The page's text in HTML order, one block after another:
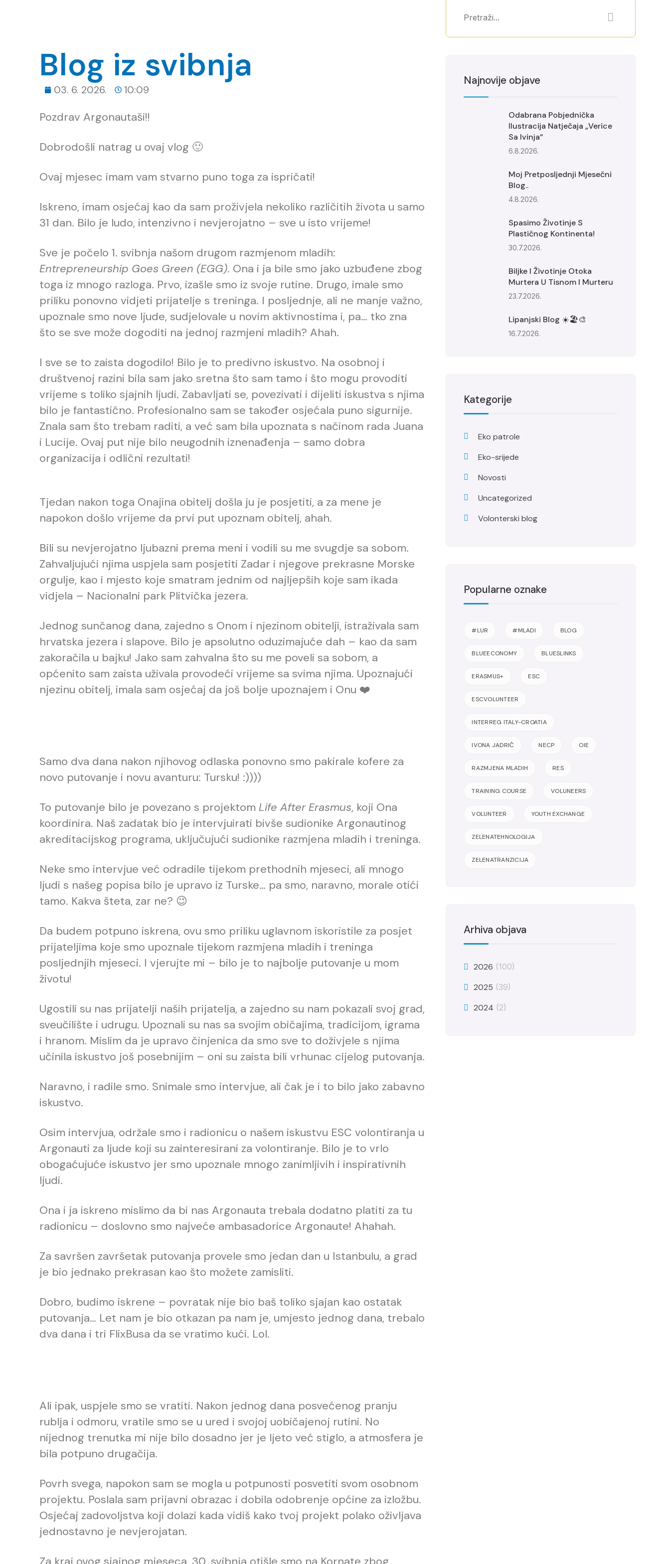
Blog iz svibnja
03. 6. 2026. 10:09
Pozdrav Argonautaši!!
Dobrodošli natrag u ovaj vlog 🙂
Ovaj mjesec imam vam stvarno puno toga za ispričati!
Iskreno, imam osjećaj kao da sam proživjela nekoliko različitih života u samo
31 dan. Bilo je ludo, intenzivno i nevjerojatno – sve u isto vrijeme!
Sve je počelo 1. svibnja našom drugom razmjenom mladih:
Entrepreneurship Goes Green (EGG). Ona i ja bile smo jako uzbuđene zbog
toga iz mnogo razloga. Prvo, izašle smo iz svoje rutine. Drugo, imale smo
priliku ponovno vidjeti prijatelje s treninga. I posljednje, ali ne manje važno,
upoznale smo nove ljude, sudjelovale u novim aktivnostima i, pa… tko zna
što se sve može dogoditi na jednoj razmjeni mladih? Ahah.
I sve se to zaista dogodilo! Bilo je to predivno iskustvo. Na osobnoj i
društvenoj razini bila sam jako sretna što sam tamo i što mogu provoditi
vrijeme s toliko sjajnih ljudi. Zabavljati se, povezivati i dijeliti iskustva s njima
bilo je fantastično. Profesionalno sam se također osjećala puno sigurnije.
Znala sam što trebam raditi, a već sam bila upoznata s načinom rada Juana
i Lucije. Ovaj put nije bilo neugodnih iznenađenja – samo dobra
organizacija i odlični rezultati!
Tjedan nakon toga Onajina obitelj došla ju je posjetiti, a za mene je
napokon došlo vrijeme da prvi put upoznam obitelj, ahah.
Bili su nevjerojatno ljubazni prema meni i vodili su me svugdje sa sobom.
Zahvaljujući njima uspjela sam posjetiti Zadar i njegove prekrasne Morske
orgulje, kao i mjesto koje smatram jednim od najljepših koje sam ikada
vidjela – Nacionalni park Plitvička jezera.
Jednog sunčanog dana, zajedno s Onom i njezinom obitelji, istraživala sam
hrvatska jezera i slapove. Bilo je apsolutno oduzimajuće dah – kao da sam
zakoračila u bajku! Jako sam zahvalna što su me poveli sa sobom, a
općenito sam zaista uživala provodeći vrijeme sa svima njima. Upoznajući
njezinu obitelj, imala sam osjećaj da još bolje upoznajem i Onu ❤️
Samo dva dana nakon njihovog odlaska ponovno smo pakirale kofere za
novo putovanje i novu avanturu: Tursku! :))))
To putovanje bilo je povezano s projektom Life After Erasmus, koji Ona
koordinira. Naš zadatak bio je intervjuirati bivše sudionike Argonautinog
akreditacijskog programa, uključujući sudionike razmjena mladih i treninga.
Neke smo intervjue već odradile tijekom prethodnih mjeseci, ali mnogo
ljudi s našeg popisa bilo je upravo iz Turske… pa smo, naravno, morale otići
tamo. Kakva šteta, zar ne? 😉
Da budem potpuno iskrena, ovu smo priliku uglavnom iskoristile za posjet
prijateljima koje smo upoznale tijekom razmjena mladih i treninga
posljednjih mjeseci. I vjerujte mi – bilo je to najbolje putovanje u mom
životu!
Ugostili su nas prijatelji naših prijatelja, a zajedno su nam pokazali svoj grad,
sveučilište i udrugu. Upoznali su nas sa svojim običajima, tradicijom, igrama
i hranom. Mislim da je upravo činjenica da smo sve to doživjele s njima
učinila iskustvo još posebnijim – oni su zaista bili vrhunac cijelog putovanja.
Naravno, i radile smo. Snimale smo intervjue, ali čak je i to bilo jako zabavno
iskustvo.
Osim intervjua, održale smo i radionicu o našem iskustvu ESC volontiranja u
Argonauti za ljude koji su zainteresirani za volontiranje. Bilo je to vrlo
obogaćujuće iskustvo jer smo upoznale mnogo zanimljivih i inspirativnih
ljudi.
Ona i ja iskreno mislimo da bi nas Argonauta trebala dodatno platiti za tu
radionicu – doslovno smo najveće ambasadorice Argonaute! Ahahah.
Za savršen završetak putovanja provele smo jedan dan u Istanbulu, a grad
je bio jednako prekrasan kao što možete zamisliti.
Dobro, budimo iskrene – povratak nije bio baš toliko sjajan kao ostatak
putovanja… Let nam je bio otkazan pa nam je, umjesto jednog dana, trebalo
dva dana i tri FlixBusa da se vratimo kući. Lol.
Ali ipak, uspjele smo se vratiti. Nakon jednog dana posvećenog pranju
rublja i odmoru, vratile smo se u ured i svojoj uobičajenoj rutini. No
nijednog trenutka mi nije bilo dosadno jer je ljeto već stiglo, a atmosfera je
bila potpuno drugačija.
Povrh svega, napokon sam se mogla u potpunosti posvetiti svom osobnom
projektu. Poslala sam prijavni obrazac i dobila odobrenje općine za izložbu.
Osjećaj zadovoljstva koji dolazi kada vidiš kako tvoj projekt polako oživljava
jednostavno je nevjerojatan.
Najnovije objave
Odabrana Pobjednička
Ilustracija Natječaja „Verice
Sa Ivinja“
6.8.2026.
Moj Pretposljednji Mjesečni
Blog..
4.8.2026.
Spasimo Životinje S
Plastičnog Kontinenta!
30.7.2026.
Biljke I Životinje Otoka
Murtera U Tisnom I Murteru
23.7.2026.
Lipanjski Blog ☀️🏖️🎨
16.7.2026.
Kategorije
Eko patrole
Eko-srijede
Novosti
Uncategorized
Volonterski blog
Popularne oznake
#LUR #MLADI BLOG
BLUEECONOMY BLUESLINKS
ERASMUS+ ESC
ESCVOLUNTEER
INTERREG ITALY-CROATIA
IVONA JADRIĆ NECP OIE
RAZMJENA MLADIH RES
TRAINING COURSE VOLUNEERS
VOLUNTEER YOUTH EXCHANGE
ZELENATEHNOLOGIJA
ZELENATRANZICIJA
Arhiva objava
2026 (100)
2025 (39)
2024 (2)